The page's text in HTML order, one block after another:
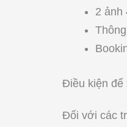
2 ảnh
Điều kiện để
Đối với các